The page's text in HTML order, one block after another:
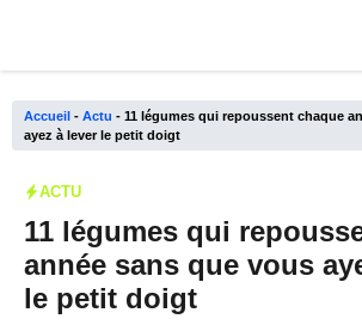
Accueil - Actu - 11 légumes qui repoussent chaque
ayez à lever le petit doigt
ACTU
11 légumes qui
année sans que vous
le petit doigt